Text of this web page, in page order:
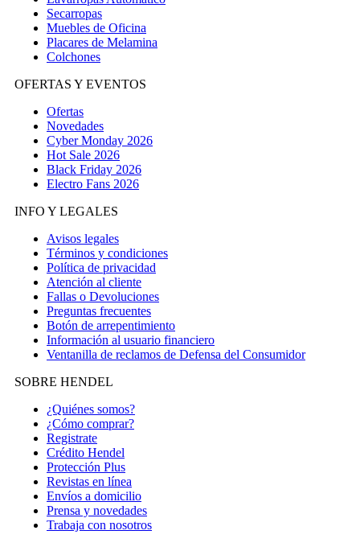
Secarropas
Muebles de Oficina
Placares de Melamina
Colchones
OFERTAS Y EVENTOS
Ofertas
Novedades
Cyber Monday 2026
Hot Sale 2026
Black Friday 2026
Electro Fans 2026
INFO Y LEGALES
Avisos legales
Términos y condiciones
Política de privacidad
Atención al cliente
Fallas o Devoluciones
Preguntas frecuentes
Botón de arrepentimiento
Información al usuario financiero
Ventanilla de reclamos de Defensa del Consumidor
SOBRE HENDEL
¿Quiénes somos?
¿Cómo comprar?
Registrate
Crédito Hendel
Protección Plus
Revistas en línea
Envíos a domicilio
Prensa y novedades
Trabaja con nosotros